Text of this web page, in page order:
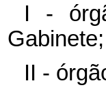
I -
Gabinete;
II -